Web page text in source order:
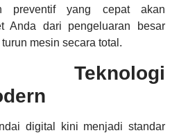
preventif yang cepat akan
Anda dari pengeluaran besar
mesin secara total.
Teknologi
digital kini menjadi standar